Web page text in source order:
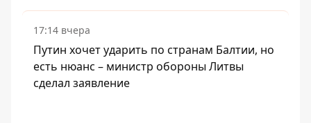
17:14 вчера
Путин хочет ударить по странам Балтии, но
есть нюанс – министр обороны Литвы
сделал заявление